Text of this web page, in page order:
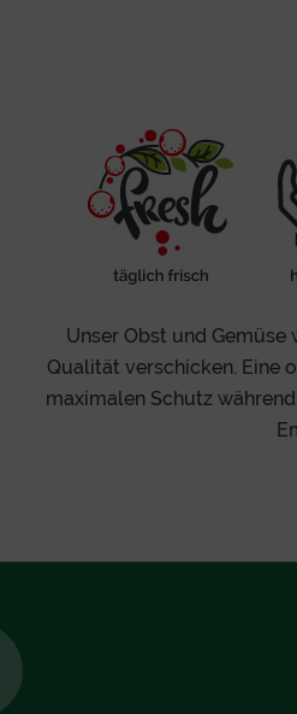
Unser Obst und
Qualität verschicken. Eine
maximalen Schutz